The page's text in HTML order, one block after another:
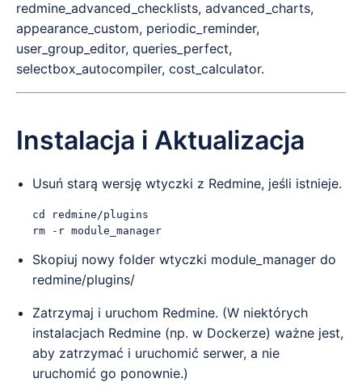
redmine_advanced_checklists, advanced_charts,
appearance_custom, periodic_reminder,
user_group_editor, queries_perfect,
selectbox_autocompiler, cost_calculator.
Instalacja i Aktualizacja
Usuń starą wersję wtyczki z Redmine, jeśli istnieje.
cd redmine/plugins
Skopiuj nowy folder wtyczki module_manager do
redmine/plugins/
Zatrzymaj i uruchom Redmine. (W niektórych
instalacjach Redmine (np. w Dockerze) ważne jest,
aby zatrzymać i uruchomić serwer, a nie
uruchomić go ponownie.)